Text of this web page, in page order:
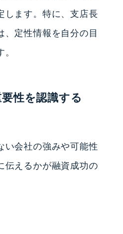
します。特に、支店長
、定性情報を自分の目
性を認識する
い会社の強みや可能性
伝えるかが融資成功の